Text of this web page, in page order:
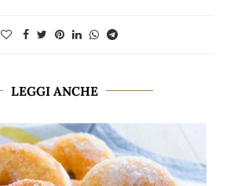
LEGGI ANCHE